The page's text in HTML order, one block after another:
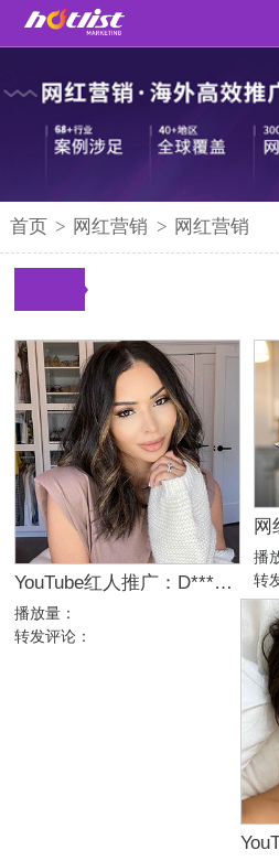
首页 > 网红营销 > 网红营销
YouTube红人推广：D***s｜美国 母婴
播放量：
转发评论：
播
转